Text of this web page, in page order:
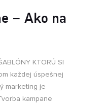
– Ako na
KTORÚ SI
každej úspešnej
marketing je
kampane